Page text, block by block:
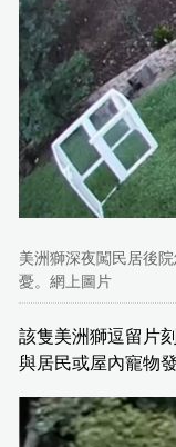
美洲獅深夜闖民居後
憂。網上圖片
該隻美洲獅逗留片
與居民或屋內寵物